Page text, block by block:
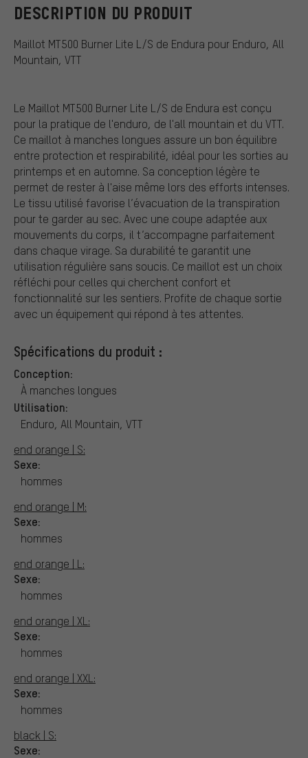
DESCRIPTION DU PRODUIT
Maillot MT500 Burner Lite L/S de Endura pour Enduro, All
Mountain, VTT
Le Maillot MT500 Burner Lite L/S de Endura est conçu
pour la pratique de l'enduro, de l'all mountain et du VTT.
Ce maillot à manches longues assure un bon équilibre
entre protection et respirabilité, idéal pour les sorties au
printemps et en automne. Sa conception légère te
permet de rester à l'aise même lors des efforts intenses.
Le tissu utilisé favorise l’évacuation de la transpiration
pour te garder au sec. Avec une coupe adaptée aux
mouvements du corps, il t’accompagne parfaitement
dans chaque virage. Sa durabilité te garantit une
utilisation régulière sans soucis. Ce maillot est un choix
réfléchi pour celles qui cherchent confort et
fonctionnalité sur les sentiers. Profite de chaque sortie
avec un équipement qui répond à tes attentes.
Spécifications du produit :
Conception:
À manches longues
Utilisation:
Enduro, All Mountain, VTT
end orange | S:
Sexe:
hommes
end orange | M:
Sexe:
hommes
end orange | L:
Sexe:
hommes
end orange | XL:
Sexe:
hommes
end orange | XXL:
Sexe:
hommes
black | S:
Sexe: